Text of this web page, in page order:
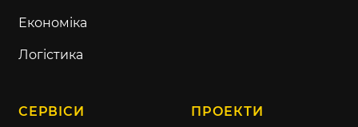
Економіка
Логістика
СЕРВІСИ ПРОЕКТИ